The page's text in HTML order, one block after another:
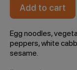
Add to cart
Egg noodles,
peppers, white
sesame.